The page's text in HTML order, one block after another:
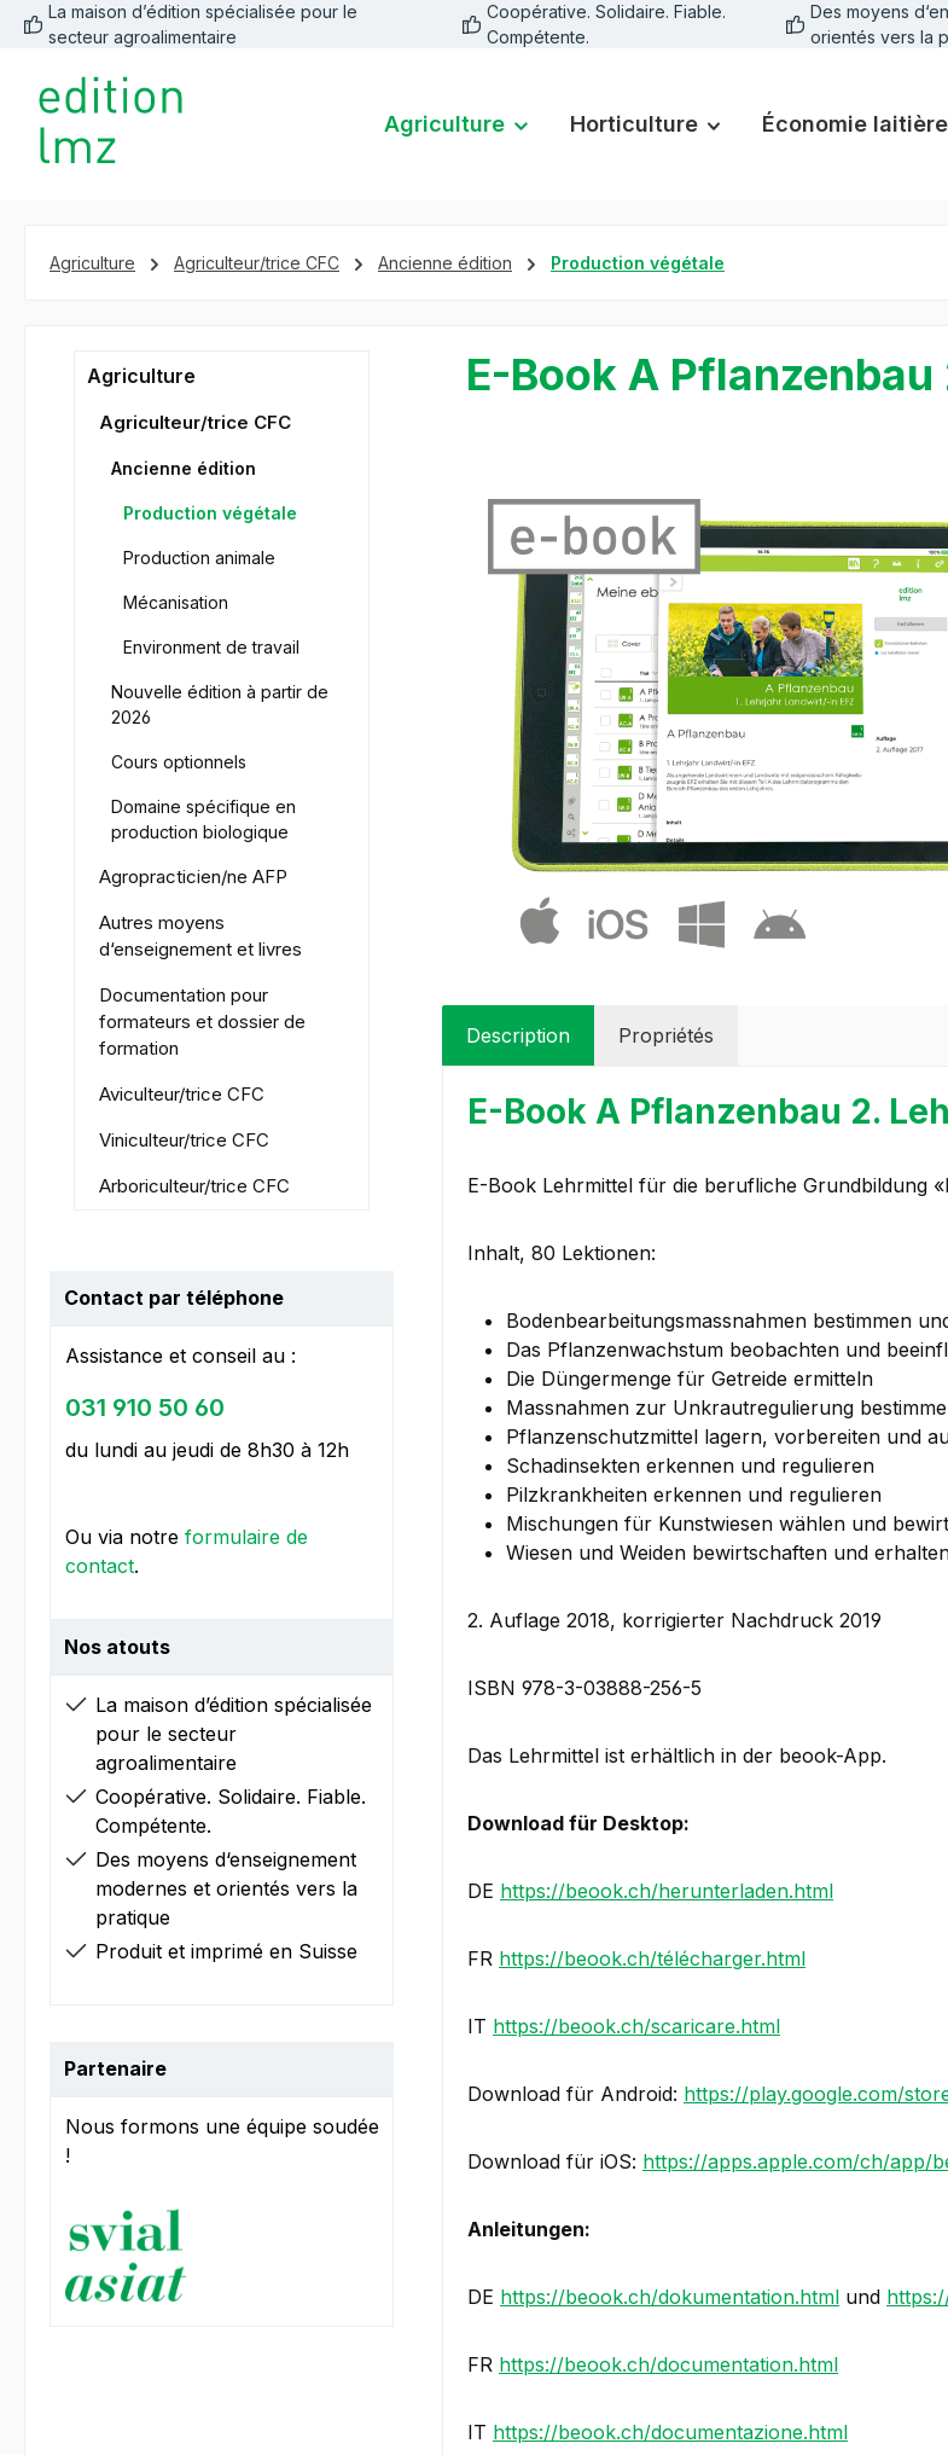
Passer à la navigation principale
La maison d’édition spécialisée pour le
secteur agroalimentaire
Coopérative. Solidaire. Fiable.
Compétente.
Des moyens
orientés vers la
Agriculture Horticulture Économie laitière
Agriculture Agriculteur/trice CFC Ancienne édition Production végétale
Agriculture
Agriculteur/trice CFC
Ancienne édition
Production végétale
Production animale
Mécanisation
Environment de travail
Nouvelle édition à partir de
2026
Cours optionnels
Domaine spécifique en
production biologique
Agropracticien/ne AFP
Autres moyens
d‘enseignement et livres
Documentation pour
formateurs et dossier de
formation
Aviculteur/trice CFC
Viniculteur/trice CFC
Arboriculteur/trice CFC
Contact par téléphone
Assistance et conseil au :
031 910 50 60
du lundi au jeudi de 8h30 à 12h
Ou via notre formulaire de
contact.
Nos atouts
La maison d’édition spécialisée
pour le secteur
agroalimentaire
Coopérative. Solidaire. Fiable.
Compétente.
Des moyens d‘enseignement
modernes et orientés vers la
pratique
Produit et imprimé en Suisse
Partenaire
Nous formons une équipe soudée
!
E-Book A
Description Propriétés
E-Book A Pflanzenbau 2.
E-Book Lehrmittel für die berufliche Grundbildung
Inhalt, 80 Lektionen:
Bodenbearbeitungsmassnahmen bestimmen
Das Pflanzenwachstum beobachten und
Die Düngermenge für Getreide ermitteln
Massnahmen zur Unkrautregulierung
Pflanzenschutzmittel lagern, vorbereiten und
Schadinsekten erkennen und regulieren
Pilzkrankheiten erkennen und regulieren
Mischungen für Kunstwiesen wählen und
Wiesen und Weiden bewirtschaften und
2. Auflage 2018, korrigierter Nachdruck 2019
ISBN 978-3-03888-256-5
Das Lehrmittel ist erhältlich in der beook-App.
Download für Desktop:
DE https://beook.ch/herunterladen.html
FR https://beook.ch/télécharger.html
IT https://beook.ch/scaricare.html
Download für Android: https://play.google.com/
Download für iOS: https://apps.apple.com/ch/app/
Anleitungen:
DE https://beook.ch/dokumentation.html und
FR https://beook.ch/documentation.html
IT https://beook.ch/documentazione.html